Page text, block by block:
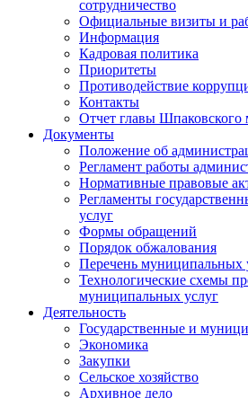
сотрудничество
Официальные визиты и
Информация
Кадровая политика
Приоритеты
Противодействие
Контакты
Отчет главы Шпаковского
Документы
Положение об
Регламент работы
Нормативные правовые
Регламенты
услуг
Формы обращений
Порядок обжалования
Перечень муниципальных
Технологические схемы
муниципальных услуг
Деятельность
Государственные и
Экономика
Закупки
Сельское хозяйство
Архивное дело